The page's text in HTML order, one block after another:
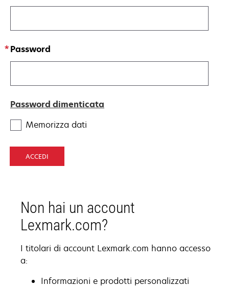
Password
Password dimenticata
Memorizza dati
ACCEDI
Non hai un account
Lexmark.com?
I titolari di account Lexmark.com hanno accesso
a:
Informazioni e prodotti personalizzati